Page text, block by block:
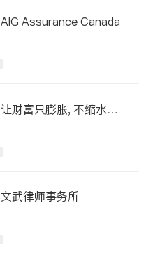
AIG Assurance Canada
让财富只膨胀, 不缩水的
文武律师事务所